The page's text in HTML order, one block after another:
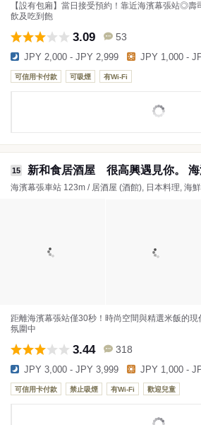
【設有包廂】當日接受預約！靠近海濱幕張站◎壽
飲及吃到飽
3.09 53
JPY 2,000 - JPY 2,999 JPY 1,000 -
可信用卡付款 可吸煙 有Wi-Fi
15 新和食居酒屋 很高興遇見你。 海
海濱幕張車站 123m / 居酒屋 (酒館), 日本料理, 海鮮
距離海濱幕張站僅30秒！時尚空間與精選米飯的
氛圍中
3.44 318
JPY 3,000 - JPY 3,999 JPY 1,000 -
可信用卡付款 禁止吸煙 有Wi-Fi 歡迎兒童